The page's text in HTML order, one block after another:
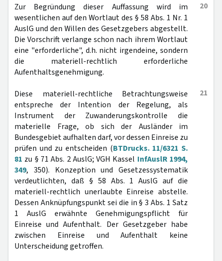
20
Zur Begründung dieser Auffassung wird im
wesentlichen auf den Wortlaut des § 58 Abs. 1 Nr. 1
AuslG und den Willen des Gesetzgebers abgestellt.
Die Vorschrift verlange schon nach ihrem Wortlaut
eine "erforderliche", d.h. nicht irgendeine, sondern
die materiell-rechtlich erforderliche
Aufenthaltsgenehmigung.
21
Diese materiell-rechtliche Betrachtungsweise
entspreche der Intention der Regelung, als
Instrument der Zuwanderungskontrolle die
materielle Frage, ob sich der Ausländer im
Bundesgebiet aufhalten darf, vor dessen Einreise zu
prüfen und zu entscheiden (BTDrucks. 11/6321 S.
81 zu § 71 Abs. 2 AuslG; VGH Kassel InfAuslR 1994,
349, 350). Konzeption und Gesetzessystematik
verdeutlichten, daß § 58 Abs. 1 AuslG auf die
materiell-rechtlich unerlaubte Einreise abstelle.
Dessen Anknüpfungspunkt sei die in § 3 Abs. 1 Satz
1 AuslG erwähnte Genehmigungspflicht für
Einreise und Aufenthalt. Der Gesetzgeber habe
zwischen Einreise und Aufenthalt keine
Unterscheidung getroffen.